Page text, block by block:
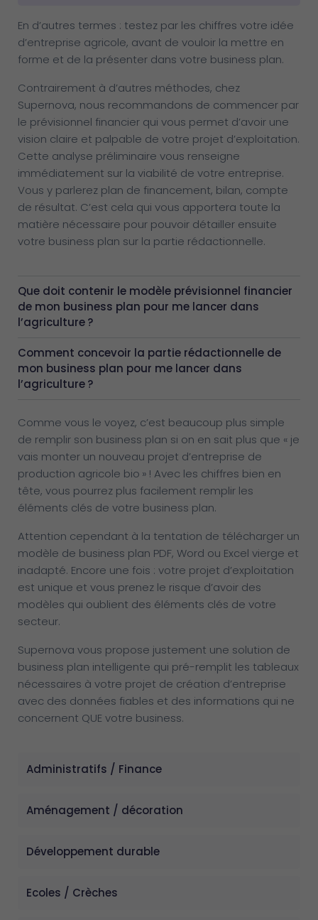
En d’autres termes : testez par les chiffres votre idée
d’entreprise agricole, avant de vouloir la mettre en
forme et de la présenter dans votre business plan.
Contrairement à d’autres méthodes, chez
Supernova, nous recommandons de commencer par
le prévisionnel financier qui vous permet d’avoir une
vision claire et palpable de votre projet d’exploitation.
Cette analyse préliminaire vous renseigne
immédiatement sur la viabilité de votre entreprise.
Vous y parlerez plan de financement, bilan, compte
de résultat. C’est cela qui vous apportera toute la
matière nécessaire pour pouvoir détailler ensuite
votre business plan sur la partie rédactionnelle.
Que doit contenir le modèle prévisionnel financier
de mon business plan pour me lancer dans
l’agriculture ?
Comment concevoir la partie rédactionnelle de
mon business plan pour me lancer dans
l’agriculture ?
Comme vous le voyez, c’est beaucoup plus simple
de remplir son business plan si on en sait plus que « je
vais monter un nouveau projet d’entreprise de
production agricole bio » ! Avec les chiffres bien en
tête, vous pourrez plus facilement remplir les
éléments clés de votre business plan.
Attention cependant à la tentation de télécharger un
modèle de business plan PDF, Word ou Excel vierge et
inadapté. Encore une fois : votre projet d’exploitation
est unique et vous prenez le risque d’avoir des
modèles qui oublient des éléments clés de votre
secteur.
Supernova vous propose justement une solution de
business plan intelligente qui pré-remplit les tableaux
nécessaires à votre projet de création d’entreprise
avec des données fiables et des informations qui ne
concernent QUE votre business.
Administratifs / Finance
Aménagement / décoration
Développement durable
Ecoles / Crèches